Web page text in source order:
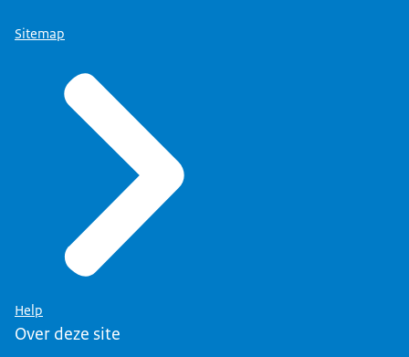
Sitemap
Help
Over deze site